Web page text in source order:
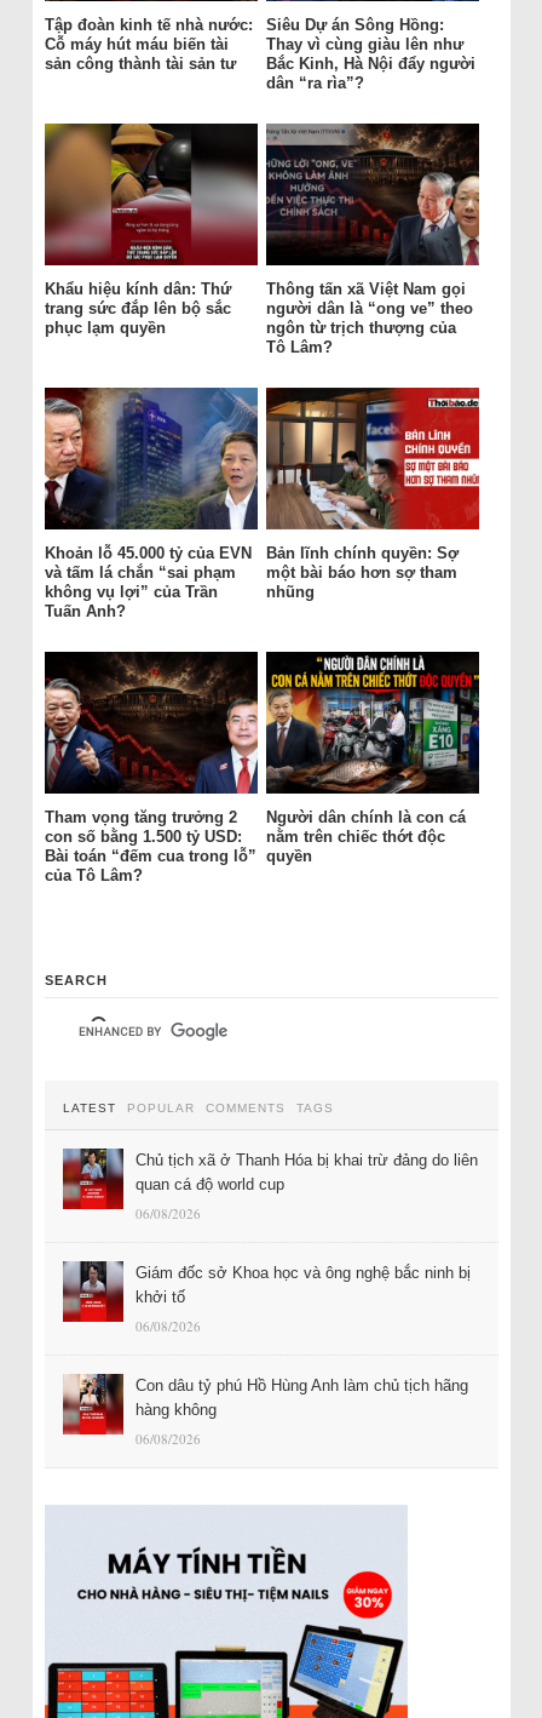
Tập đoàn kinh tế nhà nước:
Cỗ máy hút máu biến tài
sản công thành tài sản tư
Siêu Dự án Sông Hồng:
Thay vì cùng giàu lên như
Bắc Kinh, Hà Nội đẩy người
dân “ra rìa”?
Khẩu hiệu kính dân: Thứ
trang sức đắp lên bộ sắc
phục lạm quyền
Thông tấn xã Việt Nam gọi
người dân là “ong ve” theo
ngôn từ trịch thượng của
Tô Lâm?
Khoản lỗ 45.000 tỷ của EVN
và tấm lá chắn “sai phạm
không vụ lợi” của Trần
Tuấn Anh?
Bản lĩnh chính quyền: Sợ
một bài báo hơn sợ tham
nhũng
Tham vọng tăng trưởng 2
con số bằng 1.500 tỷ USD:
Bài toán “đếm cua trong lỗ”
của Tô Lâm?
Người dân chính là con cá
nằm trên chiếc thớt độc
quyền
SEARCH
LATEST POPULAR COMMENTS TAGS
Chủ tịch xã ở Thanh Hóa bị khai trừ đảng do liên
quan cá độ world cup
06/08/2026
Giám đốc sở Khoa học và ông nghệ bắc ninh bị
khởi tố
06/08/2026
Con dâu tỷ phú Hồ Hùng Anh làm chủ tịch hãng
hàng không
06/08/2026